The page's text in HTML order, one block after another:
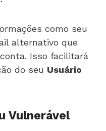
como seu
alternativo que
Isso facilitará
do seu Usuário
Vulnerável